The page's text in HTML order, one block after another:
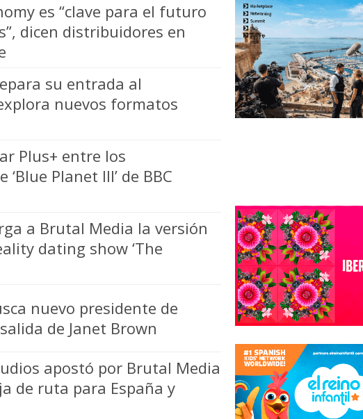
es “clave para el futuro
dicen distribuidores en
su entrada al
nuevos formatos
Plus+ entre los
Planet III’ de BBC
a Brutal Media la versión
dating show ‘The
nuevo presidente de
de Janet Brown
apostó por Brutal Media
de ruta para España y